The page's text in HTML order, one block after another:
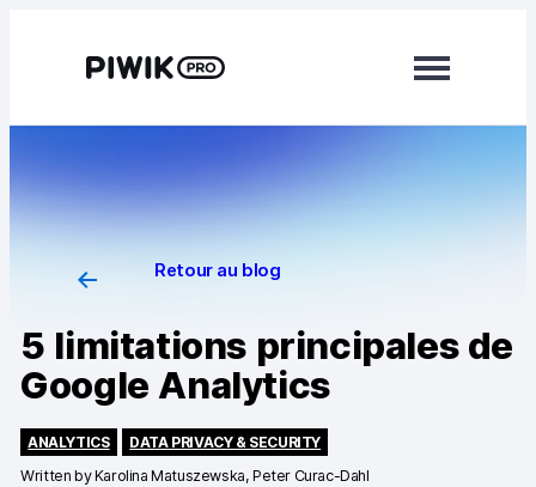
Web Analytics
Tag Manager
RGPD Consent Manager
En savoir plus
Intégrations
Retour au blog
5 limitations principales de
Google Analytics
ANALYTICS
DATA PRIVACY & SECURITY
Written byKarolina Matuszewska, Peter Curac-Dahl